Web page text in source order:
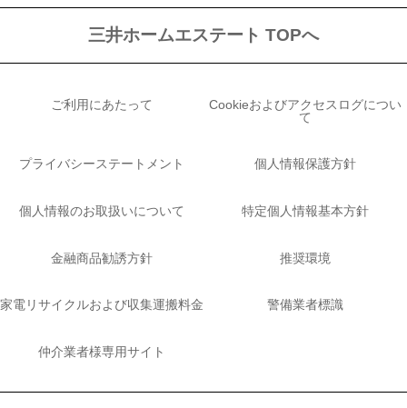
三井ホームエステート TOPへ
ご利用にあたって
Cookieおよびアクセスログについ
て
プライバシーステートメント 個人情報保護方針
個人情報のお取扱いについて 特定個人情報基本方針
金融商品勧誘方針 推奨環境
家電リサイクルおよび収集運搬料金 警備業者標識
仲介業者様専用サイト